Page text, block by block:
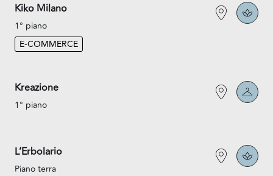
Kiko Milano
1° piano
E-COMMERCE
Kreazione
1° piano
L’Erbolario
Piano terra